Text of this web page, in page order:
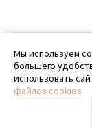
Мы используем
большего
использовать
файлов cookies